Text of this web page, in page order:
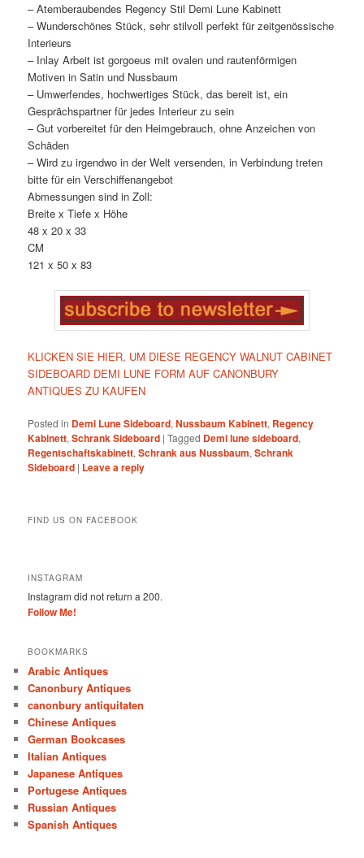
– Atemberaubendes Regency Stil Demi Lune Kabinett
– Wunderschönes Stück, sehr stilvoll perfekt für zeitgenössische
Interieurs
– Inlay Arbeit ist gorgoeus mit ovalen und rautenförmigen
Motiven in Satin und Nussbaum
– Umwerfendes, hochwertiges Stück, das bereit ist, ein
Gesprächspartner für jedes Interieur zu sein
– Gut vorbereitet für den Heimgebrauch, ohne Anzeichen von
Schäden
– Wird zu irgendwo in der Welt versenden, in Verbindung treten
bitte für ein Verschiffenangebot
Abmessungen sind in Zoll:
Breite x Tiefe x Höhe
48 x 20 x 33
CM
121 x 50 x 83
KLICKEN SIE HIER, UM DIESE REGENCY WALNUT CABINET
SIDEBOARD DEMI LUNE FORM AUF CANONBURY
ANTIQUES ZU KAUFEN
Posted in Demi Lune Sideboard,Nussbaum Kabinett, Regency
Kabinett,Schrank Sideboard |Tagged Demi lune sideboard,
Regentschaftskabinett,Schrank aus Nussbaum,Schrank
Sideboard | Leave a reply
FIND US ON FACEBOOK
INSTAGRAM
Instagram did not return a 200.
Follow Me!
BOOKMARKS
Arabic Antiques
Canonbury Antiques
canonbury antiquitaten
Chinese Antiques
German Bookcases
Italian Antiques
Japanese Antiques
Portugese Antiques
Russian Antiques
Spanish Antiques